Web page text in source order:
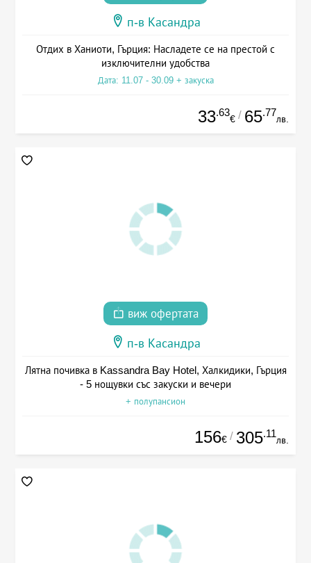
п-в Касандра
Отдих в Ханиоти, Гърция: Насладете се на престой с
изключителни удобства
Дата: 11.07 - 30.09 + закуска
33.63
€ / 65.77
лв.
виж офертата
п-в Касандра
Лятна почивка в Kassandra Bay Hotel, Халкидики, Гърция
- 5 нощувки със закуски и вечери
+ полупансион
156€ / 305.11
лв.